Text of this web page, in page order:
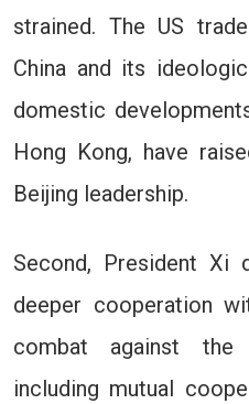
strained. The US
China and its
domestic
Hong Kong, have
Beijing leadership.
Second, President Xi
deeper cooperation
combat against
including mutual